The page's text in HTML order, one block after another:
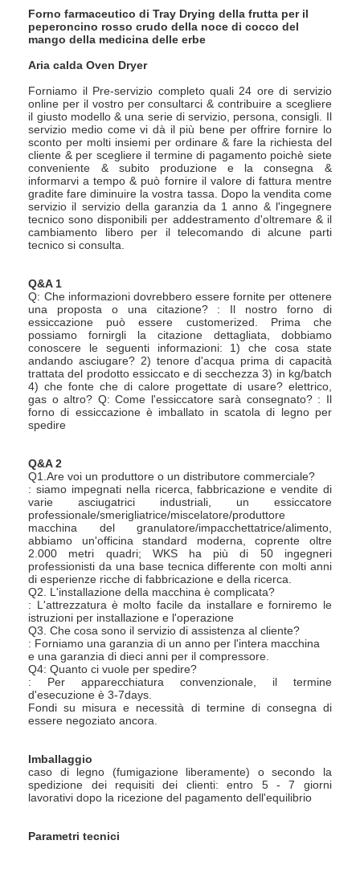
Casa
Forno farmaceutico di Tray Drying della frutta per il
peperoncino rosso crudo della noce di cocco del
mango della medicina delle erbe
Aria calda Oven Dryer
Forniamo il Pre-servizio completo quali 24 ore di servizio
online per il vostro per consultarci & contribuire a scegliere
il giusto modello & una serie di servizio, persona, consigli. Il
servizio medio come vi dà il più bene per offrire fornire lo
sconto per molti insiemi per ordinare & fare la richiesta del
cliente & per scegliere il termine di pagamento poichè siete
conveniente & subito produzione e la consegna &
informarvi a tempo & può fornire il valore di fattura mentre
gradite fare diminuire la vostra tassa. Dopo la vendita come
servizio il servizio della garanzia da 1 anno & l'ingegnere
tecnico sono disponibili per addestramento d'oltremare & il
cambiamento libero per il telecomando di alcune parti
tecnico si consulta.
Q&A 1
Q: Che informazioni dovrebbero essere fornite per ottenere
una proposta o una citazione? : Il nostro forno di
essiccazione può essere customerized. Prima che
possiamo fornirgli la citazione dettagliata, dobbiamo
conoscere le seguenti informazioni: 1) che cosa state
andando asciugare? 2) tenore d'acqua prima di capacità
trattata del prodotto essiccato e di secchezza 3) in kg/batch
4) che fonte che di calore progettate di usare? elettrico,
gas o altro? Q: Come l'essiccatore sarà consegnato? : Il
forno di essiccazione è imballato in scatola di legno per
spedire
Q&A 2
Q1.Are voi un produttore o un distributore commerciale?
: siamo impegnati nella ricerca, fabbricazione e vendite di
varie asciugatrici industriali, un essiccatore
professionale/smerigliatrice/miscelatore/produttore
macchina del granulatore/impacchettatrice/alimento,
abbiamo un'officina standard moderna, coprente oltre
2.000 metri quadri; WKS ha più di 50 ingegneri
professionisti da una base tecnica differente con molti anni
di esperienze ricche di fabbricazione e della ricerca.
Q2. L'installazione della macchina è complicata?
: L'attrezzatura è molto facile da installare e forniremo le
istruzioni per installazione e l'operazione
Q3. Che cosa sono il servizio di assistenza al cliente?
: Forniamo una garanzia di un anno per l'intera macchina
e una garanzia di dieci anni per il compressore.
Q4: Quanto ci vuole per spedire?
: Per apparecchiatura convenzionale, il termine
d'esecuzione è 3-7days.
Fondi su misura e necessità di termine di consegna di
essere negoziato ancora.
Imballaggio
caso di legno (fumigazione liberamente) o secondo la
spedizione dei requisiti dei clienti: entro 5 - 7 giorni
lavorativi dopo la ricezione del pagamento dell'equilibrio
Parametri tecnici